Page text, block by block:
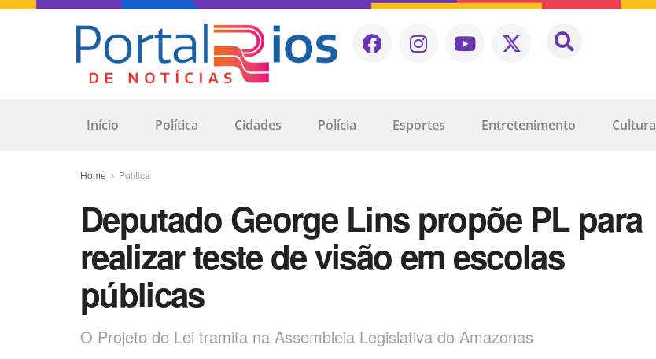
Início Política Cidades Polícia Esportes Entretenimento Cultura
Home Política
Deputado George Lins propõe PL para
realizar teste de visão em escolas
públicas
O Projeto de Lei tramita na Assembleia Legislativa do Amazonas